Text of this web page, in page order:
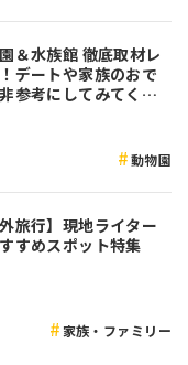
＆水族館 徹底取材レ
デートや家族のおで
参考にしてみてくだ
動物園
旅行】現地ライター
すめスポット特集
家族・ファミリー